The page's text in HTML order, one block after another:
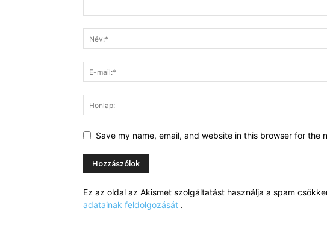
Save my name, email, and website in this browser for the
Ez az oldal az Akismet szolgáltatást használja a spam
adatainak feldolgozását .